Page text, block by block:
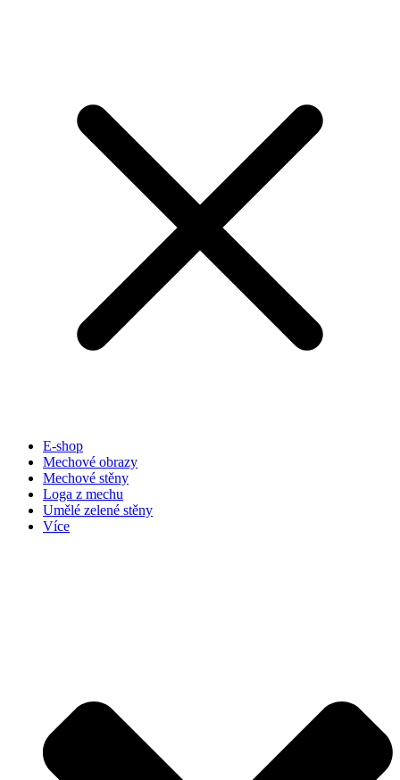
E-shop
Mechové obrazy
Mechové stěny
Loga z mechu
Umělé zelené stěny
Více